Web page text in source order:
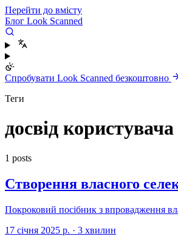
Перейти до вмісту
Блог Look Scanned
Спробувати Look Scanned безкоштовно
Теги
досвід користувача
1 posts
Створення власного
Покроковий посібник з впровадження
17 січня 2025 р. · 3 хвилин